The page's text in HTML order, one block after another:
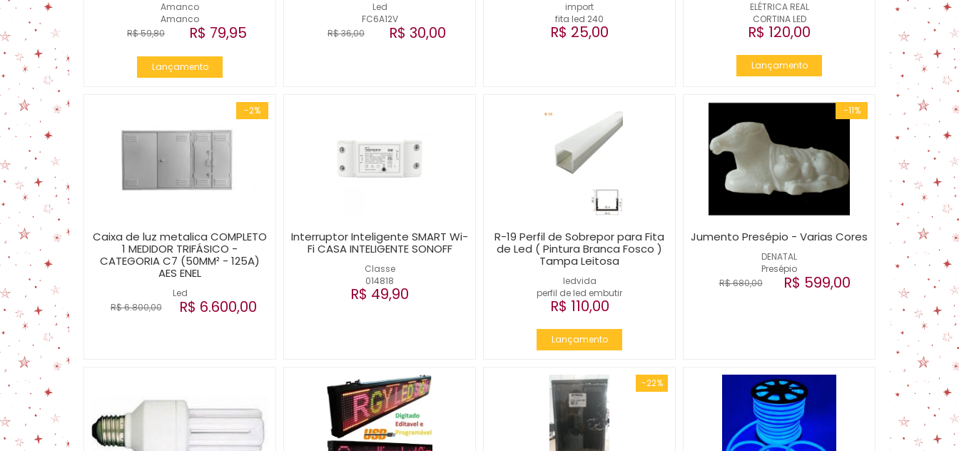
Amanco
Amanco
R$ 59,80 R$ 79,95
Lançamento
Led
FC6A12V
R$ 36,00 R$ 30,00
import
fita led 240
R$ 25,00
ELÉTRICA REAL
CORTINA LED
R$ 120,00
Lançamento
-2%
Led
Caixa de luz metalica COMPLETO
1 MEDIDOR TRIFÁSICO -
CATEGORIA C7 (50MM² - 125A)
AES ENEL
R$ 6.800,00 R$ 6.600,00
Classe
014818
Interruptor Inteligente SMART Wi-
Fi CASA INTELIGENTE SONOFF
R$ 49,90
ledvida
perfil de led embutir
R-19 Perfil de Sobrepor para Fita
de Led ( Pintura Branca Fosco )
Tampa Leitosa
R$ 110,00
Lançamento
-11%
DENATAL
Presépio
Jumento Presépio - Varias Cores
R$ 680,00 R$ 599,00
-22%